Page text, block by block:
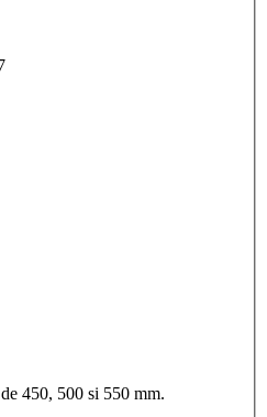
450, 500 si 550 mm.